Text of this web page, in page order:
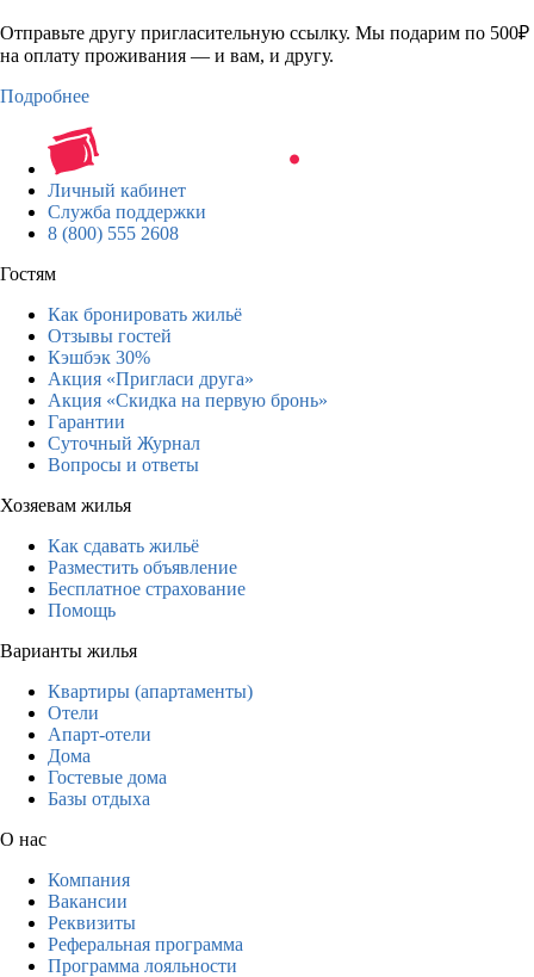
Отправьте другу пригласительную ссылку. Мы подарим по 500₽
на оплату проживания — и вам, и другу.
Подробнее
Личный кабинет
Служба поддержки
8 (800) 555 2608
Гостям
Как бронировать жильё
Отзывы гостей
Кэшбэк 30%
Акция «Пригласи друга»
Акция «Скидка на первую бронь»
Гарантии
Суточный Журнал
Вопросы и ответы
Хозяевам жилья
Как сдавать жильё
Разместить объявление
Бесплатное страхование
Помощь
Варианты жилья
Квартиры (апартаменты)
Отели
Апарт-отели
Дома
Гостевые дома
Базы отдыха
О нас
Компания
Вакансии
Реквизиты
Реферальная программа
Программа лояльности